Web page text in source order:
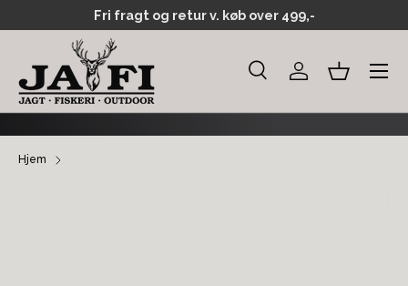
GÅ TIL INDHOLD
Fri fragt og retur v. køb over 499,-
Søg Log indKurv
Menu
Hjem